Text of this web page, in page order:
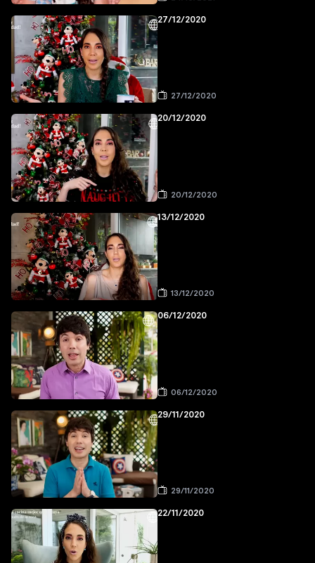
27/12/2020
27/12/2020
20/12/2020
20/12/2020
13/12/2020
13/12/2020
06/12/2020
06/12/2020
29/11/2020
29/11/2020
22/11/2020